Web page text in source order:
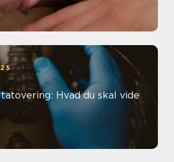
Hvad du skal vide